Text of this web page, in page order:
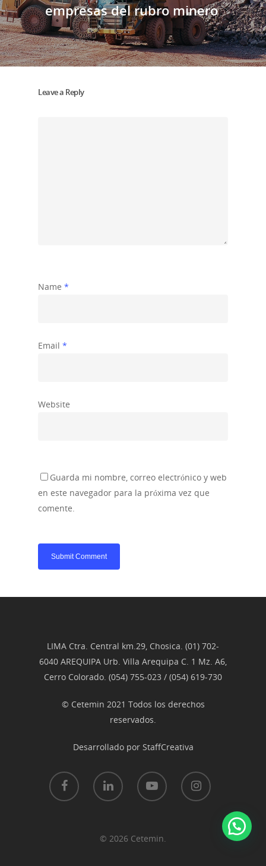
empresas del rubro minero
Leave a Reply
Name *
Email *
Website
Guarda mi nombre, correo electrónico y web
en este navegador para la próxima vez que
comente.
LIMA Ctra. Central km.29, Chosica. (01) 702-
6040 AREQUIPA Urb. Villa Arequipa C. 1 Mz. A6,
Cerro Colorado. (054) 755-023 / (054) 619-730
© Cetemin 2021 Todos los derechos
reservados.
Desarrollado por StaffCreativa
© 2026 Cetemin.